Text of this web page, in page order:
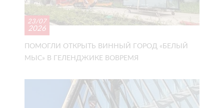
23/07
2026
ПОМОГЛИ ОТКРЫТЬ ВИННЫЙ ГОРОД «БЕЛЫЙ
МЫС» В ГЕЛЕНДЖИКЕ ВОВРЕМЯ